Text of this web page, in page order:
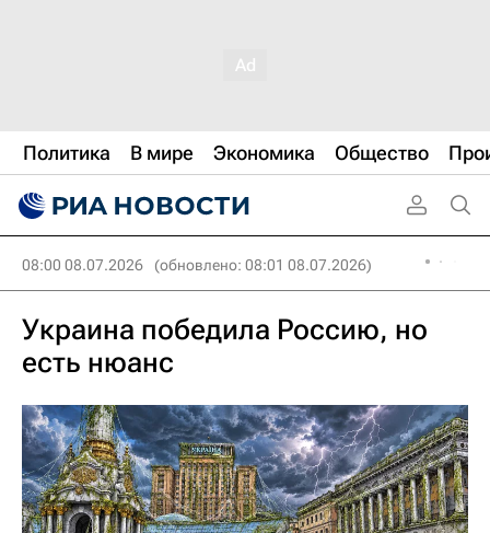
Политика В мире Экономика Общество
08:00 08.07.2026 (обновлено: 08:01 08.07.2026)
Украина победила Россию, но
есть нюанс